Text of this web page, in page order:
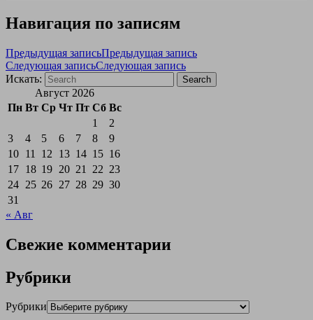
Навигация по записям
Предыдущая записьПредыдущая запись
Следующая записьСледующая запись
Искать:
Search
Август 2026
Пн Вт Ср Чт Пт Сб Вс
1
2
3
4 5 6 7 8
9
10 11 12 13 14 15 16
17 18 19 20 21 22 23
24 25 26 27 28 29 30
31
« Авг
Свежие комментарии
Рубрики
Рубрики